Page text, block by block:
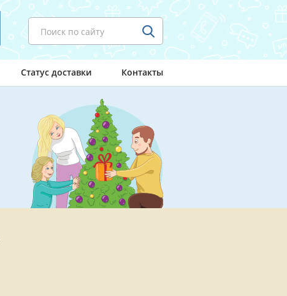
Поиск по сайту
Статус доставки Контакты